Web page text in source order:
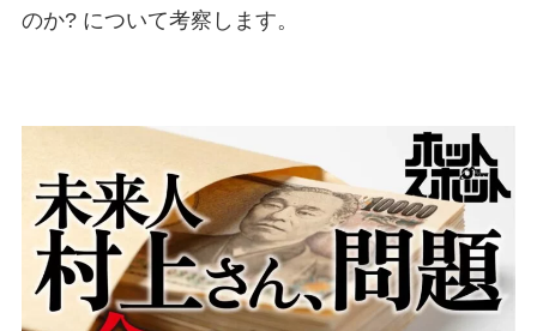
のか? について考察します。